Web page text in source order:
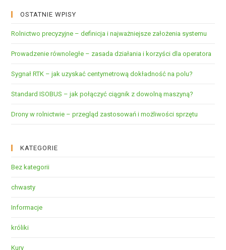
OSTATNIE WPISY
Rolnictwo precyzyjne – definicja i najważniejsze założenia systemu
Prowadzenie równoległe – zasada działania i korzyści dla operatora
Sygnał RTK – jak uzyskać centymetrową dokładność na polu?
Standard ISOBUS – jak połączyć ciągnik z dowolną maszyną?
Drony w rolnictwie – przegląd zastosowań i możliwości sprzętu
KATEGORIE
Bez kategorii
chwasty
Informacje
króliki
Kury